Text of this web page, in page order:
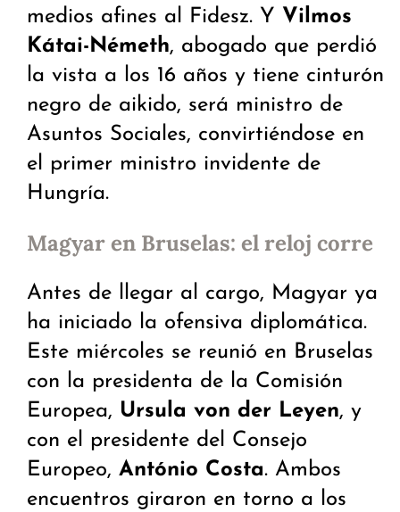
medios afines al Fidesz. Y Vilmos
Kátai-Németh, abogado que perdió
la vista a los 16 años y tiene cinturón
negro de aikido, será ministro de
Asuntos Sociales, convirtiéndose en
el primer ministro invidente de
Hungría.
Magyar en Bruselas: el reloj corre
Antes de llegar al cargo, Magyar ya
ha iniciado la ofensiva diplomática.
Este miércoles se reunió en Bruselas
con la presidenta de la Comisión
Europea, Ursula von der Leyen, y
con el presidente del Consejo
Europeo, António Costa. Ambos
encuentros giraron en torno a los